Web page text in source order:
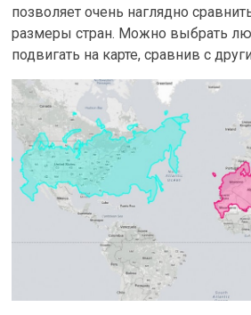
позволяет очень наглядно
размеры стран. Можно выбрать
подвигать на карте, сравнив с